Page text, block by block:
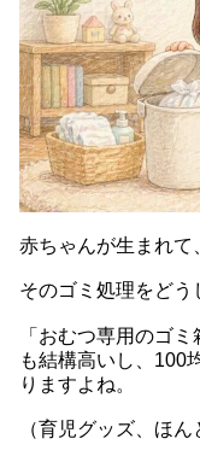
赤ちゃんが生まれて
そのゴミ処理をどう
「おむつ専用のゴ
も結構高いし、100
りますよね。
（育児グッズ、ほ